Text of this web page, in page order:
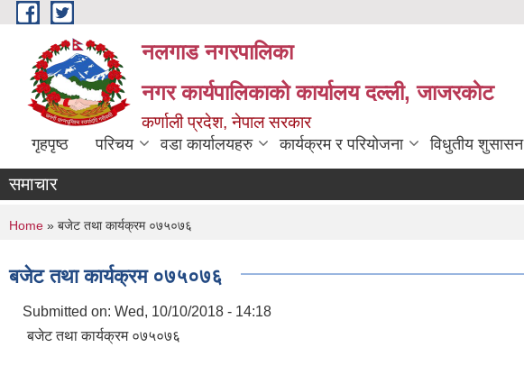
Skip to main content
नलगाड नगरपालिका
नगर कार्यपालिकाको कार्यालय दल्ली, जाजरकाेट
कर्णाली प्रदेश, नेपाल सरकार
गृहपृष्ठ परिचय वडा कार्यालयहरु कार्यक्रम र परियोजना विधुतीय शुसासन
समाचार
You are here
Home » बजेट तथा कार्यक्रम ०७५०७६
बजेट तथा कार्यक्रम ०७५०७६
Submitted on: Wed, 10/10/2018 - 14:18
बजेट तथा कार्यक्रम ०७५०७६